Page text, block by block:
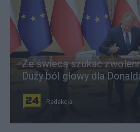
Ze świecą szukać
Duży ból głowy dla
Redakcja